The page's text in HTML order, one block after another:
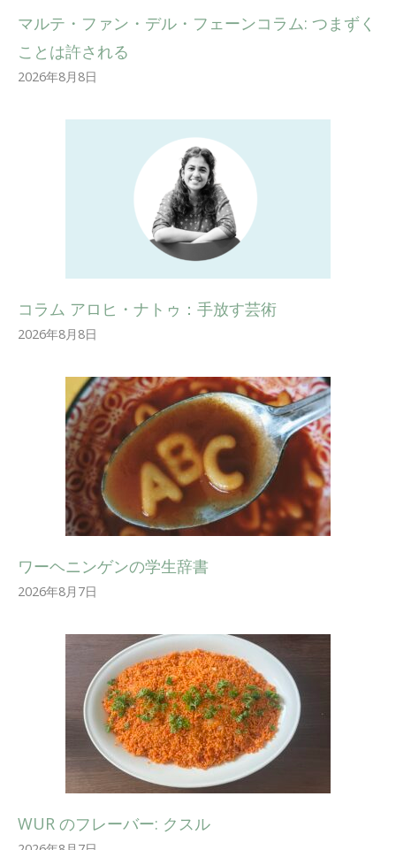
マルテ・ファン・デル・フェーンコラム: つまずく
ことは許される
2026年8月8日
コラム アロヒ・ナトゥ：手放す芸術
2026年8月8日
ワーヘニンゲンの学生辞書
2026年8月7日
WUR のフレーバー: クスル